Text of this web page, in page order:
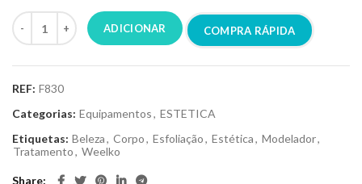
ADICIONAR COMPRA RÁPIDA
REF: F830
Categorias: Equipamentos, ESTETICA
Etiquetas: Beleza, Corpo, Esfoliação, Estética, Modelador,
Tratamento, Weelko
Share